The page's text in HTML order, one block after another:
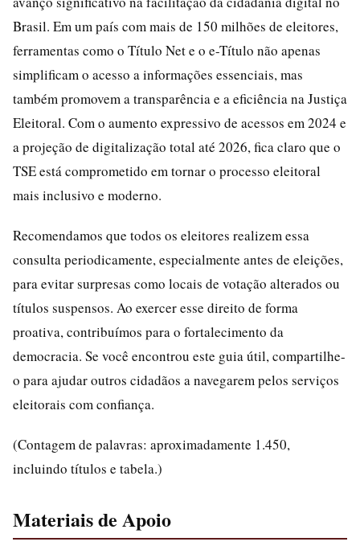
Brasil. Em um país com mais de 150 milhões de eleitores,
ferramentas como o Título Net e o e-Título não apenas
simplificam o acesso a informações essenciais, mas
também promovem a transparência e a eficiência na Justiça
Eleitoral. Com o aumento expressivo de acessos em 2024 e
a projeção de digitalização total até 2026, fica claro que o
TSE está comprometido em tornar o processo eleitoral
mais inclusivo e moderno.
Recomendamos que todos os eleitores realizem essa
consulta periodicamente, especialmente antes de eleições,
para evitar surpresas como locais de votação alterados ou
títulos suspensos. Ao exercer esse direito de forma
proativa, contribuímos para o fortalecimento da
democracia. Se você encontrou este guia útil, compartilhe-
o para ajudar outros cidadãos a navegarem pelos serviços
eleitorais com confiança.
(Contagem de palavras: aproximadamente 1.450,
incluindo títulos e tabela.)
Materiais de Apoio